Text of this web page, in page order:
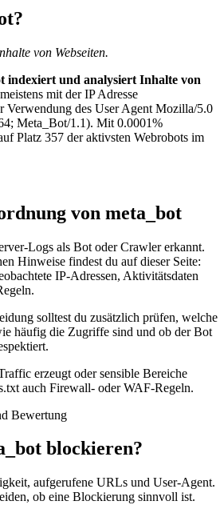
von Webseiten.
indexiert und analysiert Inhalte von
mit der IP Adresse
Verwendung des User Agent Mozilla/5.0
Meta_Bot/1.1). Mit 0.0001%
Platz 357 der aktivsten Webrobots im
von meta_bot
Logs als Bot oder Crawler erkannt.
Hinweise findest du auf dieser Seite:
IP-Adressen, Aktivitätsdaten
solltest du zusätzlich prüfen, welche
häufig die Zugriffe sind und ob der Bot
erzeugt oder sensible Bereiche
auch Firewall- oder WAF-Regeln.
Bewertung
blockieren?
aufgerufene URLs und User-Agent.
ob eine Blockierung sinnvoll ist.